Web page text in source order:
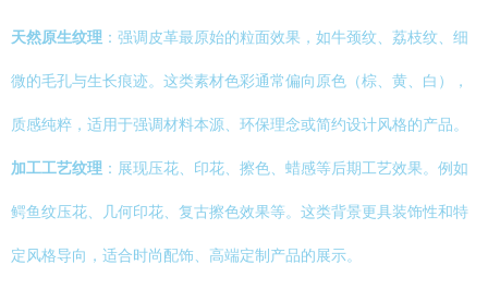
天然原生纹理 ：强调皮革最原始的粒面效果，如牛颈纹、荔枝纹、细
微的毛孔与生长痕迹。这类素材色彩通常偏向原色（棕、黄、白），
质感纯粹，适用于强调材料本源、环保理念或简约设计风格的产品。
加工工艺纹理 ：展现压花、印花、擦色、蜡感等后期工艺效果。例如
鳄鱼纹压花、几何印花、复古擦色效果等。这类背景更具装饰性和特
定风格导向，适合时尚配饰、高端定制产品的展示。